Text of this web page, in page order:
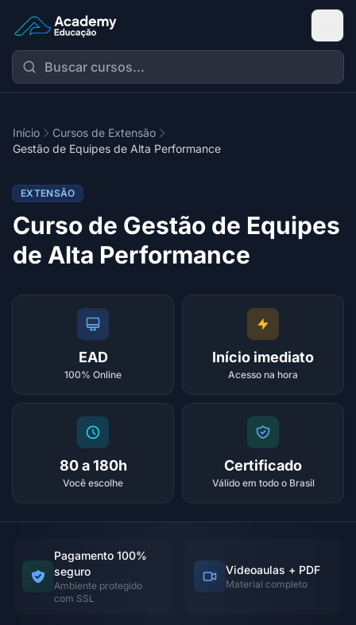
Academy Extensão
Início
Cursos de Extensão
Gestão de Equipes de Alta Performance
EXTENSÃO
Curso de Gestão de Equipes
de Alta Performance
EAD
100% Online
Início imediato
Acesso na hora
80 a 180h
Você escolhe
Certificado
Válido em todo o Brasil
Pagamento 100%
seguro
Ambiente protegido
com SSL
Videoaulas + PDF
Material completo